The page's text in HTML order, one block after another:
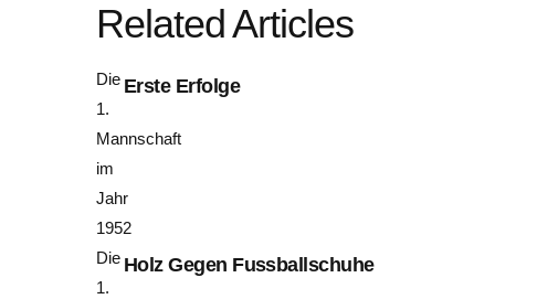
Related Articles
Die
1.
Mannschaft
im
Jahr
1952
Erste Erfolge
Die
1.
Holz Gegen Fussballschuhe